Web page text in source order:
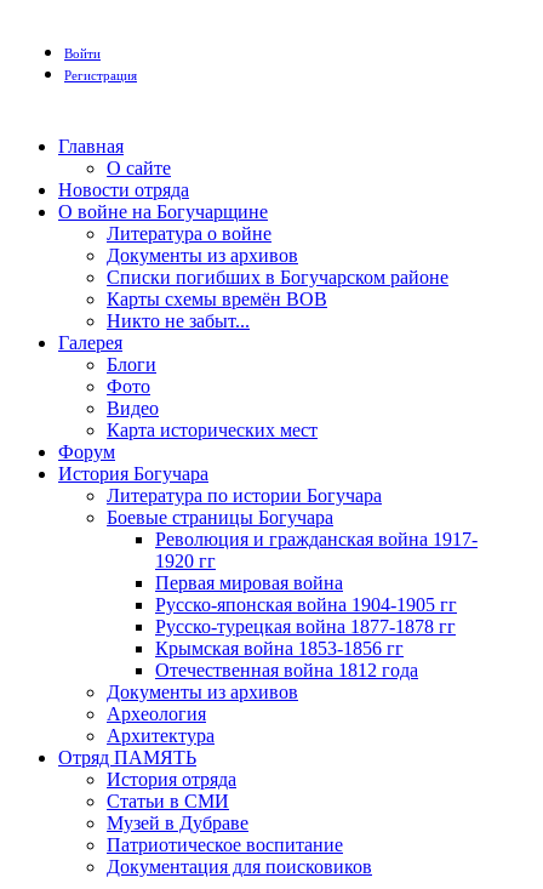
Войти
Регистрация
Главная
О сайте
Новости отряда
О войне на Богучарщине
Литература о войне
Документы из архивов
Списки погибших в Богучарском районе
Карты схемы времён ВОВ
Никто не забыт...
Галерея
Блоги
Фото
Видео
Карта исторических мест
Форум
История Богучара
Литература по истории Богучара
Боевые страницы Богучара
Революция и гражданская война 1917-
1920 гг
Первая мировая война
Русско-японская война 1904-1905 гг
Русско-турецкая война 1877-1878 гг
Крымская война 1853-1856 гг
Отечественная война 1812 года
Документы из архивов
Археология
Архитектура
Отряд ПАМЯТЬ
История отряда
Статьи в СМИ
Музей в Дубраве
Патриотическое воспитание
Документация для поисковиков